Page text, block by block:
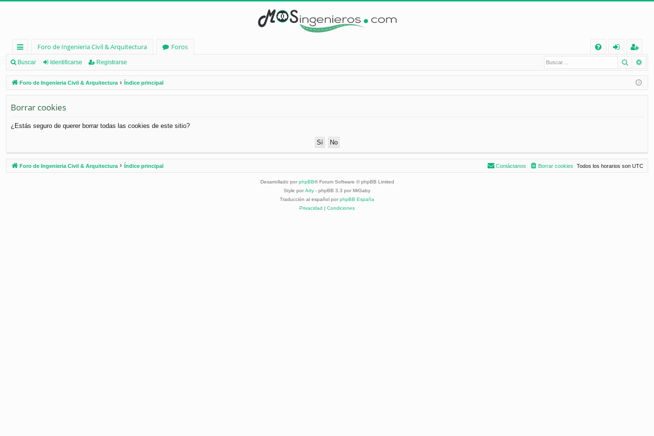
nl
ac
es
rá
pi
os
Foro de Ingenieria Civil & Arquitectura
Foros
Q
nt
ifi
eg
ist
ra
Buscar Identificarse Registrarse Buscar
Foro de Ingenieria Civil & Arquitectura Índice principal
Borrar cookies
¿Estás seguro de querer borrar todas las cookies de este sitio?
Foro de Ingenieria Civil & Arquitectura Índice principal Todos los horarios son UTC
Borrar cookies
Contáctanos
Desarrollado por phpBB® Forum Software © phpBB Limited
Style por Arty - phpBB 3.3 por MrGaby
Traducción al español por phpBB España
Privacidad | Condiciones